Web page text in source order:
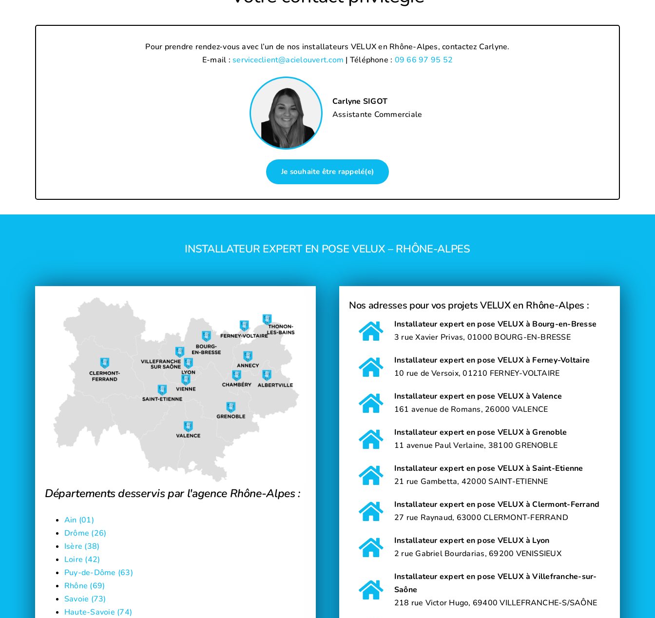
Pour prendre rendez-vous avec l’un de nos installateurs VELUX en Rhône-Alpes, contactez Carlyne.
E-mail :serviceclient@acielouvert.com | Téléphone : 09 66 97 95 52
Carlyne SIGOT
Assistante Commerciale
Je souhaite être rappelé(e)
INSTALLATEUR EXPERT EN POSE VELUX – RHÔNE-ALPES
Départements desservis par l'agence Rhône-Alpes :
Ain (01)
Drôme (26)
Isère (38)
Loire (42)
Puy-de-Dôme (63)
Rhône (69)
Savoie (73)
Haute-Savoie (74)
Nos adresses pour vos projets VELUX en Rhône-Alpes :
Installateur expert en pose VELUX à Bourg-en-Bresse
3 rue Xavier Privas, 01000 BOURG-EN-BRESSE
Installateur expert en pose VELUX à Ferney-Voltaire
10 rue de Versoix, 01210 FERNEY-VOLTAIRE
Installateur expert en pose VELUX à Valence
161 avenue de Romans, 26000 VALENCE
Installateur expert en pose VELUX à Grenoble
11 avenue Paul Verlaine, 38100 GRENOBLE
Installateur expert en pose VELUX à Saint-Etienne
21 rue Gambetta, 42000 SAINT-ETIENNE
Installateur expert en pose VELUX à Clermont-Ferrand
27 rue Raynaud, 63000 CLERMONT-FERRAND
Installateur expert en pose VELUX à Lyon
2 rue Gabriel Bourdarias, 69200 VENISSIEUX
Installateur expert en pose VELUX à Villefranche-sur-
Saône
218 rue Victor Hugo, 69400 VILLEFRANCHE-S/SAÔNE